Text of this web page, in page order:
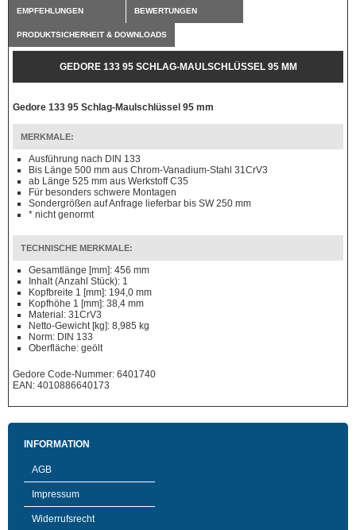
EMPFEHLUNGEN BEWERTUNGEN
PRODUKTSICHERHEIT & DOWNLOADS
GEDORE 133 95 SCHLAG-MAULSCHLÜSSEL 95 MM
Gedore 133 95 Schlag-Maulschlüssel 95 mm
MERKMALE:
Ausführung nach DIN 133
Bis Länge 500 mm aus Chrom-Vanadium-Stahl 31CrV3
ab Länge 525 mm aus Werkstoff C35
Für besonders schwere Montagen
Sondergrößen auf Anfrage lieferbar bis SW 250 mm
* nicht genormt
TECHNISCHE MERKMALE:
Gesamtlänge [mm]: 456 mm
Inhalt (Anzahl Stück): 1
Kopfbreite 1 [mm]: 194,0 mm
Kopfhöhe 1 [mm]: 38,4 mm
Material: 31CrV3
Netto-Gewicht [kg]: 8,985 kg
Norm: DIN 133
Oberfläche: geölt
Gedore Code-Nummer: 6401740
EAN: 4010886640173
INFORMATION
AGB
Impressum
Widerrufsrecht